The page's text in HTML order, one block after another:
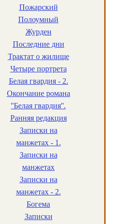
Пожарский
Полоумный
Журден
Последние дни
Трактат о жилище
Четыре портрета
Белая гвардия - 2.
Окончание романа
''Белая гвардия''.
Ранняя редакция
Записки на
манжетах - 1.
Записки на
манжетах
Записки на
манжетах - 2.
Богема
Записки